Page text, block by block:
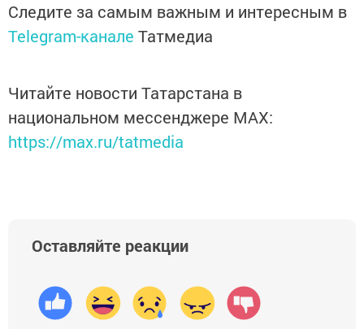
Следите за самым важным и интересным в
Telegram-канале Татмедиа
Читайте новости Татарстана в
национальном мессенджере MАХ:
https://max.ru/tatmedia
Оставляйте реакции